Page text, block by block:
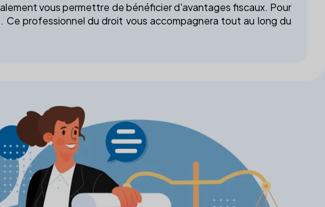
vous permettre de bénéficier d'avantages fiscaux. Pour
professionnel du droit vous accompagnera tout au long du